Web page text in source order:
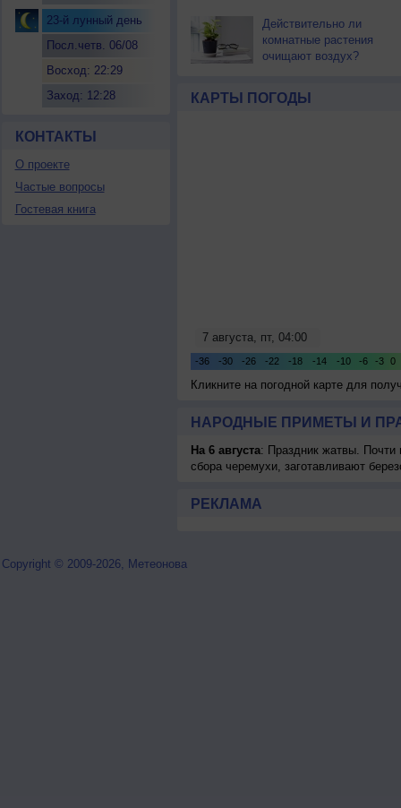
23-й лунный день
Посл.четв. 06/08
Восход: 22:29
Заход: 12:28
КОНТАКТЫ
О проекте
Частые вопросы
Гостевая книга
Действительно ли
комнатные растения
очищают воздух?
КАРТЫ ПОГОДЫ
Кликните на погодной карте для
НАРОДНЫЕ ПРИМЕТЫ И
На 6 августа: Праздник жатвы. Почти
сбора черемухи, заготавливают
РЕКЛАМА
Copyright © 2009-2026, Метеонова